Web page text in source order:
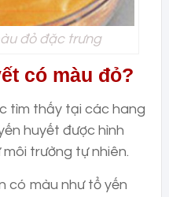
đỏ đặc trưng
có màu đỏ?
tìm thấy tại các hang
huyết được hình
trường tự nhiên.
có màu như tổ yến